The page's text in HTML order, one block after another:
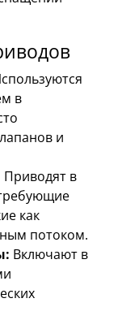
в
и
Приводят в
как
потоком.
Включают в